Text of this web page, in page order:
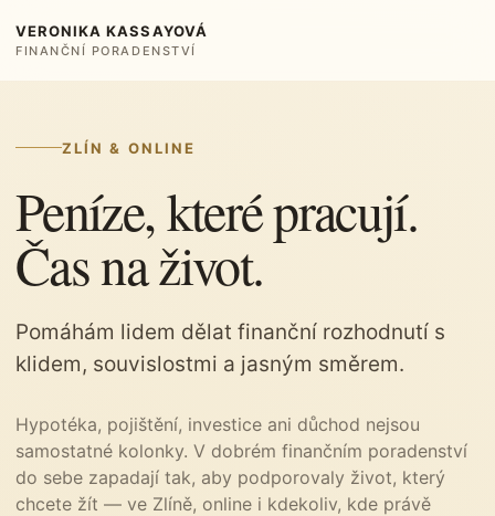
VERONIKA KASSAYOVÁ
FINANČNÍ PORADENSTVÍ
ZLÍN & ONLINE
Peníze, které pracují.
Čas na život.
Pomáhám lidem dělat finanční rozhodnutí s
klidem, souvislostmi a jasným směrem.
Hypotéka, pojištění, investice ani důchod nejsou
samostatné kolonky. V dobrém finančním poradenství
do sebe zapadají tak, aby podporovaly život, který
chcete žít — ve Zlíně, online i kdekoliv, kde právě